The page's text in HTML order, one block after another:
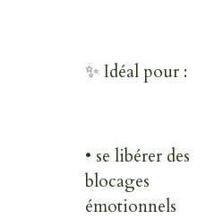
✨ Idéal pour :
• se libérer des
blocages
émotionnels